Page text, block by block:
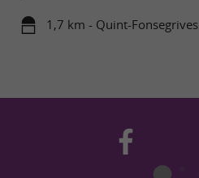
1,7 km - Quint-Fonsegrives